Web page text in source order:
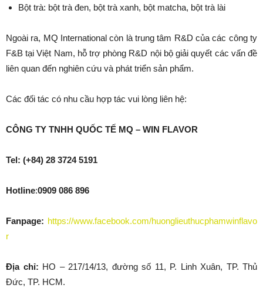
Bột trà: bột trà đen, bột trà xanh, bột matcha, bột trà lài
Ngoài ra, MQ International còn là trung tâm R&D của các công ty
F&B tại Việt Nam, hỗ trợ phòng R&D nội bộ giải quyết các vấn đề
liên quan đến nghiên cứu và phát triển sản phẩm.
Các đối tác có nhu cầu hợp tác vui lòng liên hệ:
CÔNG TY TNHH QUỐC TẾ MQ – WIN FLAVOR
Tel: (+84) 28 3724 5191
Hotline:0909 086 896
Fanpage: https://www.facebook.com/huonglieuthucphamwinflavo
r
Địa chỉ: HO – 217/14/13, đường số 11, P. Linh Xuân, TP. Thủ
Đức, TP. HCM.